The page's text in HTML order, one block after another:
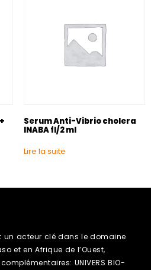
Serum Anti-Vibrio cholera
INABA fl/2 ml
Lire la suite
un acteur clé dans le domaine
et en Afrique de l’Ouest,
UNIVERS BIO-